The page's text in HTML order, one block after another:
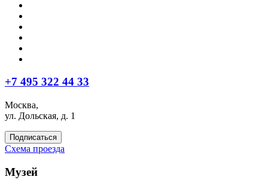
+7 495 322 44 33
Москва,
ул. Дольская, д. 1
Подписаться
Схема проезда
Музей